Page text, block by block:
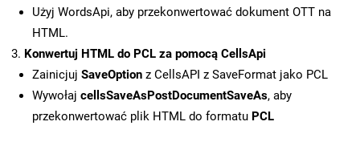
Użyj WordsApi, aby przekonwertować dokument OTT na
HTML.
Konwertuj HTML do PCL za pomocą CellsApi
Zainicjuj SaveOption z CellsAPI z SaveFormat jako PCL
Wywołaj cellsSaveAsPostDocumentSaveAs, aby
przekonwertować plik HTML do formatu PCL